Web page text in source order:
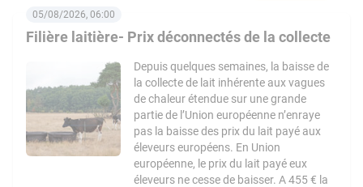
Filière laitière- Prix déconnectés de la collecte
05/08/2026, 06:00
Depuis quelques semaines, la baisse de
la collecte de lait inhérente aux vagues
de chaleur étendue sur une grande
partie de l’Union européenne n’enraye
pas la baisse des prix du lait payé aux
éleveurs européens. En Union
européenne, le prix du lait payé eux
éleveurs ne cesse de baisser. A 455 € la